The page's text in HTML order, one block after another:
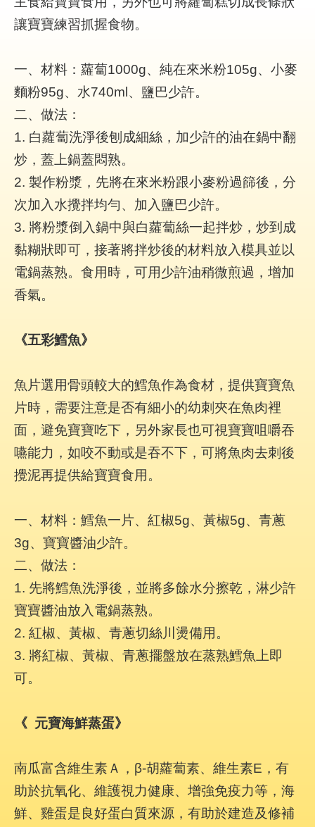
聯
絡
FAQ
讓寶寶練習抓握食物。
一、材料：蘿蔔1000g、純在來米粉105g、小麥
麵粉95g、水740ml、鹽巴少許。
二、做法：
1. 白蘿蔔洗淨後刨成細絲，加少許的油在鍋中翻
炒，蓋上鍋蓋悶熟。
2. 製作粉漿，先將在來米粉跟小麥粉過篩後，分
次加入水攪拌均勻、加入鹽巴少許。
3. 將粉漿倒入鍋中與白蘿蔔絲一起拌炒，炒到成
黏糊狀即可，接著將拌炒後的材料放入模具並以
電鍋蒸熟。食用時，可用少許油稍微煎過，增加
香氣。
《五彩鱈魚》
魚片選用骨頭較大的鱈魚作為食材，提供寶寶魚
片時，需要注意是否有細小的幼刺夾在魚肉裡
面，避免寶寶吃下，另外家長也可視寶寶咀嚼吞
嚥能力，如咬不動或是吞不下，可將魚肉去刺後
攪泥再提供給寶寶食用。
一、材料：鱈魚一片、紅椒5g、黃椒5g、青蔥
3g、寶寶醬油少許。
二、做法：
1. 先將鱈魚洗淨後，並將多餘水分擦乾，淋少許
寶寶醬油放入電鍋蒸熟。
2. 紅椒、黃椒、青蔥切絲川燙備用。
3. 將紅椒、黃椒、青蔥擺盤放在蒸熟鱈魚上即
可。
《 元寶海鮮蒸蛋》
南瓜富含維生素Ａ，β-胡蘿蔔素、維生素E，有
助於抗氧化、維護視力健康、增強免疫力等，海
鮮、雞蛋是良好蛋白質來源，有助於建造及修補